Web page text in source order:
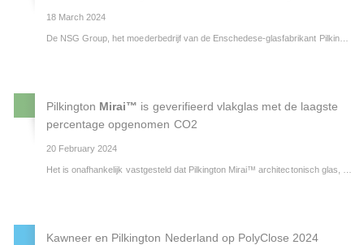
18 March 2024
De NSG Group, het moederbedrijf van de Enschedese-glasfabrikant Pilkington Nederland, is door de non-profit liefdadigheidsinstelling CDP (voorheen het Carbon Disclosure Project) erkend als leider op het gebied van klimaatverandering.
Pilkington Mirai™ is geverifieerd vlakglas met de laagste
percentage opgenomen CO2
20 February 2024
Kawneer en Pilkington Nederland op PolyClose 2024